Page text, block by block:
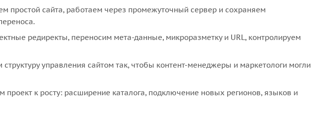
простой сайта, работаем через промежуточный сервер и сохраняем
редиректы, переносим мета-данные, микроразметку и URL, контролируем
структуру управления сайтом так, чтобы контент-менеджеры и маркетологи могли
проект к росту: расширение каталога, подключение новых регионов, языков и